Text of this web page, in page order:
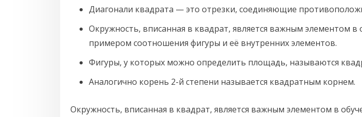
Диагонали квадрата — это отрезки, соединяющие
Окружность, вписанная в квадрат, является важным элементом
примером соотношения фигуры и её внутренних элементов.
Фигуры, у которых можно определить площадь, называются
Аналогично корень 2-й степени называется квадратным корнем.
Окружность, вписанная в квадрат, является важным элементом в